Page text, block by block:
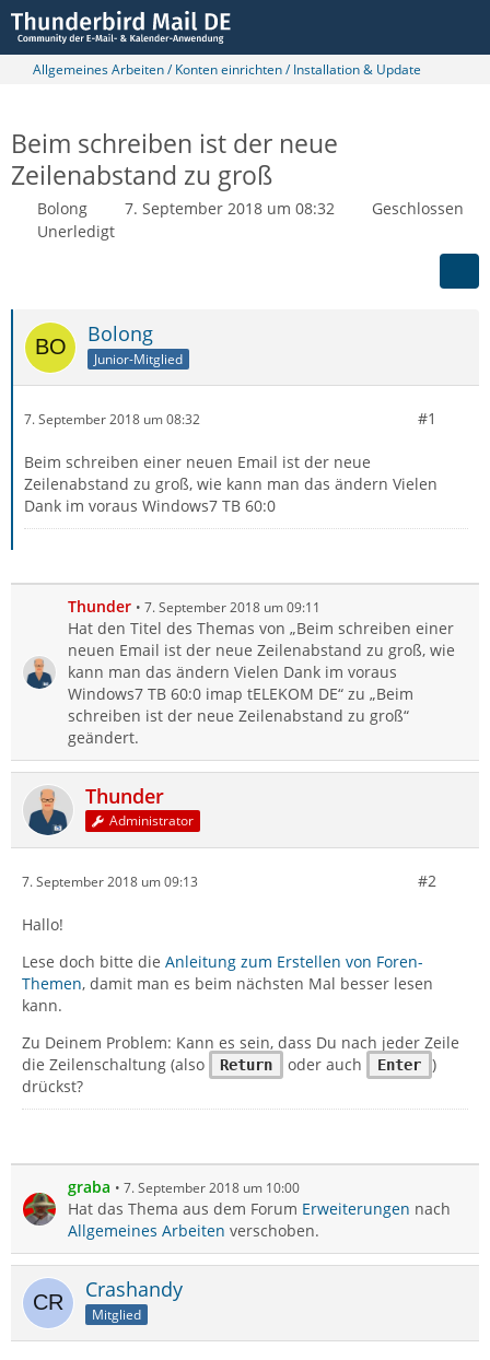
Allgemeines Arbeiten / Konten einrichten / Installation & Update
Beim schreiben ist der neue
Zeilenabstand zu groß
Bolong 7. September 2018 um 08:32
Geschlossen
Unerledigt
Bolong
Junior-Mitglied
7. September 2018 um 08:32 #1
Beim schreiben einer neuen Email ist der neue
Zeilenabstand zu groß, wie kann man das ändern Vielen
Dank im voraus Windows7 TB 60:0
Thunder 7. September 2018 um 09:11
Hat den Titel des Themas von „Beim schreiben einer
neuen Email ist der neue Zeilenabstand zu groß, wie
kann man das ändern Vielen Dank im voraus
Windows7 TB 60:0 imap tELEKOM DE“ zu „Beim
schreiben ist der neue Zeilenabstand zu groß“
geändert.
Thunder
Administrator
7. September 2018 um 09:13 #2
Hallo!
Lese doch bitte die Anleitung zum Erstellen von Foren-
Themen, damit man es beim nächsten Mal besser lesen
kann.
Zu Deinem Problem: Kann es sein, dass Du nach jeder Zeile
die Zeilenschaltung (also
Return oder auch Enter
)
drückst?
graba 7. September 2018 um 10:00
Hat das Thema aus dem Forum Erweiterungen nach
Allgemeines Arbeiten verschoben.
Crashandy
Mitglied